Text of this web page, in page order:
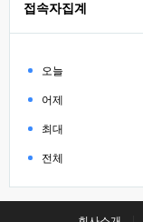
접속자집계
오늘
어제
최대
전체